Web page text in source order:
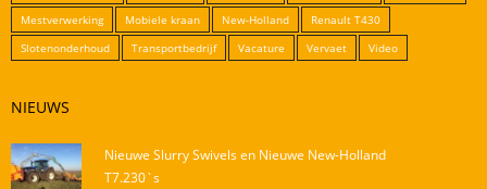
Mestverwerking
Mobiele kraan New-Holland
Renault T430
Slotenonderhoud
Transportbedrijf Vacature Vervaet Video
NIEUWS
Nieuwe Slurry Swivels en Nieuwe New-Holland
T7.230`s